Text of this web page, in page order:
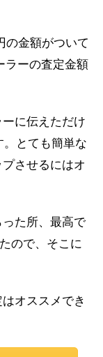
の金額がついて
ラーの査定金額
に伝えただけ
。とても簡単な
させるにはオ
た所、最高で
ので、そこに
オススメでき